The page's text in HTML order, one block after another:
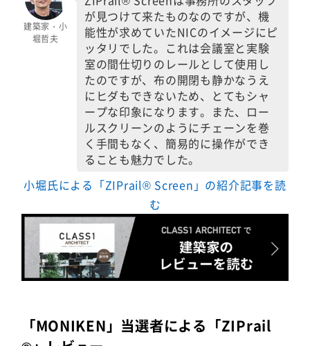
建築家・小
堀哲夫
が見つけて来たものなのですが、機
能性が求めていたNICのイメージにピ
ッタリでした。これは会議室と実験
室の間仕切りのレールとして使用し
たのですが、布の開閉も静かなうえ
にヒダもできないため、とてもシャ
ープな印象になります。また、ロー
ルスクリーンのようにチェーンを巻
く手間もなく、簡易的に操作ができ
ることも魅力でした。
小堀氏による「ZIPrail® Screen」の紹介記事を読
む
「MONIKEN」当選者による「ZIPrail